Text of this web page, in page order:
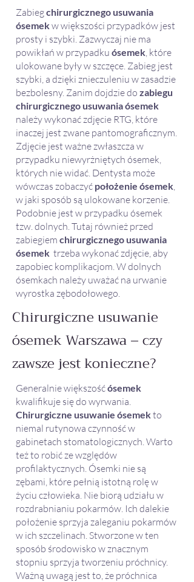
Zabiegchirurgicznego usuwania
ósemekw większości przypadków jest
prosty i szybki. Zazwyczaj nie ma
powikłań w przypadku ósemek, które
ulokowane były w szczęce. Zabieg jest
szybki, a dzięki znieczuleniu w zasadzie
bezbolesny. Zanim dojdzie do zabiegu
chirurgicznego usuwania ósemek
należy wykonaćzdjęcie RTG, które
inaczej jest zwane pantomograficznym.
Zdjęcie jest ważne zwłaszcza w
przypadku niewyrżniętych ósemek,
których nie widać. Dentysta może
wówczas zobaczyć położenie ósemek,
w jaki sposób są ulokowane korzenie.
Podobnie jest w przypadku ósemek
tzw. dolnych. Tutaj również przed
zabiegiem chirurgicznego usuwania
ósemek trzeba wykonać zdjęcie, aby
zapobiec komplikacjom. W dolnych
ósemkach należy uważać na urwanie
wyrostka zębodołowego.
Chirurgiczne usuwanie
ósemek Warszawa – czy
zawsze jest konieczne?
Generalnie większośćósemek
kwalifikuje się do wyrwania.
Chirurgiczne usuwanie ósemekto
niemal rutynowa czynność w
gabinetach stomatologicznych. Warto
też to robić ze względów
profilaktycznych. Ósemki nie są
zębami, które pełnią istotną rolę w
życiu człowieka. Nie biorą udziału w
rozdrabnianiu pokarmów. Ich dalekie
położenie sprzyja zaleganiu pokarmów
w ich szczelinach. Stworzone w ten
sposób środowisko w znacznym
stopniu sprzyja tworzeniu próchnicy.
Ważną uwagą jest to, że próchnica